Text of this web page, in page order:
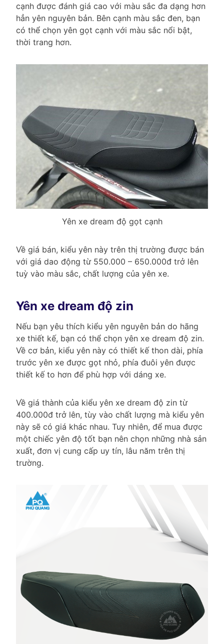
cạnh được đánh giá cao với màu sắc đa dạng hơn
hẳn yên nguyên bản. Bên cạnh màu sắc đen, bạn
có thể chọn yên gọt cạnh với màu sắc nổi bật,
thời trang hơn.
Yên xe dream độ gọt cạnh
Về giá bán, kiểu yên này trên thị trường được bán
với giá dao động từ 550.000 – 650.000đ trở lên
tuỳ vào màu sắc, chất lượng của yên xe.
Yên xe dream độ zin
Nếu bạn yêu thích kiểu yên nguyên bản do hãng
xe thiết kế, bạn có thể chọn yên xe dream độ zin.
Về cơ bản, kiểu yên này có thiết kế thon dài, phía
trước yên xe được gọt nhỏ, phía đuôi yên được
thiết kế to hơn để phù hợp với dáng xe.
Về giá thành của kiểu yên xe dream độ zin từ
400.000đ trở lên, tùy vào chất lượng mà kiểu yên
này sẽ có giá khác nhau. Tuy nhiên, để mua được
một chiếc yên độ tốt bạn nên chọn những nhà sản
xuất, đơn vị cung cấp uy tín, lâu năm trên thị
trường.